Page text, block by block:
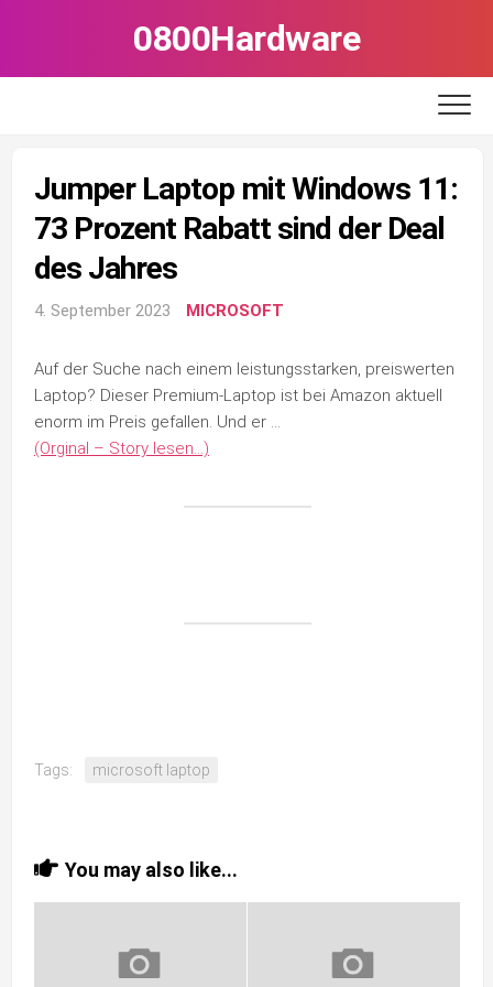
0800Hardware
Jumper Laptop mit Windows 11:
73 Prozent Rabatt sind der Deal
des Jahres
4. September 2023 MICROSOFT
Auf der Suche nach einem leistungsstarken, preiswerten
Laptop? Dieser Premium-Laptop ist bei Amazon aktuell
enorm im Preis gefallen. Und er …
(Orginal – Story lesen…)
Tags: microsoft laptop
You may also like...